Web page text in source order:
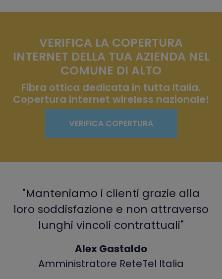
VERIFICA LA COPERTURA
INTERNET DELLA TUA AZIENDA NEL
COMUNE DI ALTO
Fibra ottica dedicata in tutta Italia.
Copertura internet wireless nazionale!
VERIFICA COPERTURA
"Manteniamo i clienti grazie alla
loro soddisfazione e non attraverso
lunghi vincoli contrattuali"
Alex Gastaldo
Amministratore ReteTel Italia